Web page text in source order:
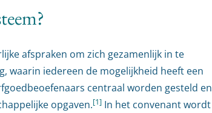
afspraken om zich gezamenlijk in te
waarin iedereen de mogelijkheid heeft een
centraal worden gesteld en
opgaven.[1]In het convenant wordt